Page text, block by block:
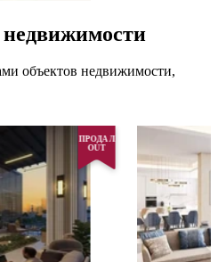
объектов недвижимости,
ПРОДАЛ
OUT